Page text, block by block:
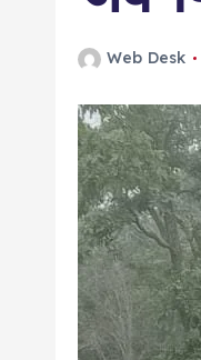
Web Desk